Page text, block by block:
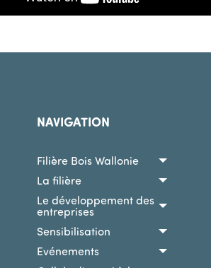
NAVIGATION
Filière Bois Wallonie
La filière
Le développement des
entreprises
Sensibilisation
Evénements